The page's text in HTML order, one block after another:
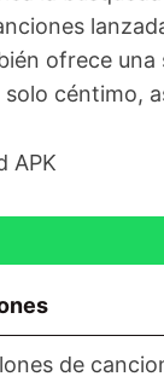
ofrece
céntimo,
de